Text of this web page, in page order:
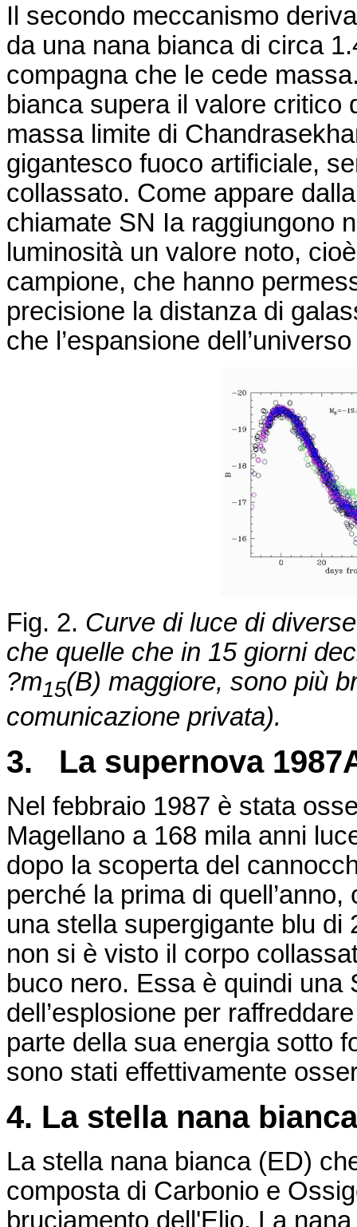
Il secondo meccanismo
da una nana bianca di circa
compagna che le cede
bianca supera il valore critico
massa limite di
gigantesco fuoco artificiale,
collassato. Come appare
chiamate SN Iaraggiungono
luminosità un valore noto,
campione, che hanno
precisione la distanza di
che l’espansione
Fig. 2. Curve di luce di
che quelle che in 15 giorni
?m15(B) maggiore, sono più
comunicazione privata).
3. La supernova
Nel febbraio 1987 è stata
Magellano a 168 mila anni
dopo la scoperta del
perché la prima di
una stella supergigante blu
non si è visto il corpo
buco nero. Essa è quindi una
dell’esplosione per
parte della sua energia sotto
sono stati effettivamente
4. La stella nana
La stella nana bianca (ED)
composta di Carbonio e
bruciamento dell'Elio. La